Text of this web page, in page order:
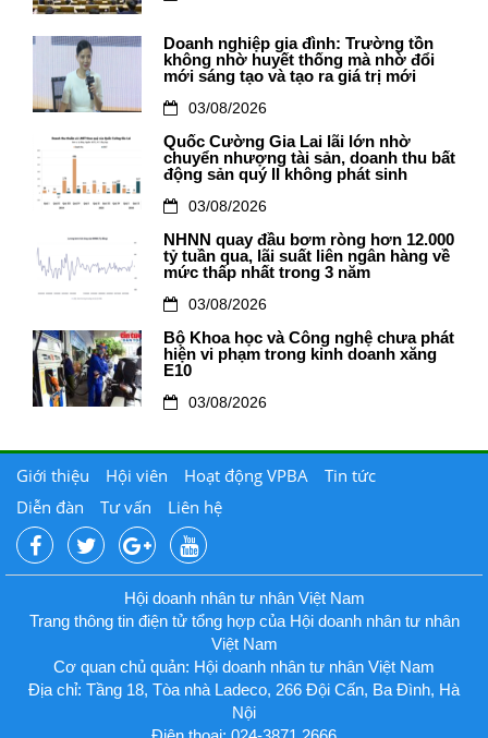
Doanh nghiệp gia đình: Trường tồn
không nhờ huyết thống mà nhờ đổi
mới sáng tạo và tạo ra giá trị mới
03/08/2026
Quốc Cường Gia Lai lãi lớn nhờ
chuyển nhượng tài sản, doanh thu bất
động sản quý II không phát sinh
03/08/2026
NHNN quay đầu bơm ròng hơn 12.000
tỷ tuần qua, lãi suất liên ngân hàng về
mức thấp nhất trong 3 năm
03/08/2026
Bộ Khoa học và Công nghệ chưa phát
hiện vi phạm trong kinh doanh xăng
E10
03/08/2026
Giới thiệu Hội viên Hoạt động VPBA
Tin tức
Diễn đàn
Tư vấn Liên hệ
Hội doanh nhân tư nhân Việt Nam
Trang thông tin điện tử tổng hợp của Hội doanh nhân tư nhân
Việt Nam
Cơ quan chủ quản: Hội doanh nhân tư nhân Việt Nam
Địa chỉ: Tầng 18, Tòa nhà Ladeco, 266 Đội Cấn, Ba Đình, Hà
Nội